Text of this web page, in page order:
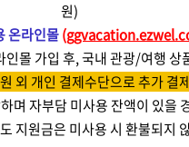
원)
온라인몰 (
인몰 가입 후,국내 관광/여행 상
외 개인 결제수단으로 추가 결
며 자부담 미사용 잔액이 있을
지원금은 미사용 시 환불되지